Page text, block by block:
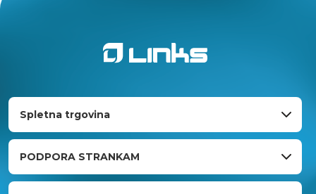
Spletna trgovina
PODPORA STRANKAM